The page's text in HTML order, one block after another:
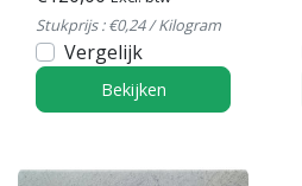
Stukprijs : €0,24 / Kilogram
Vergelijk
Bekijken